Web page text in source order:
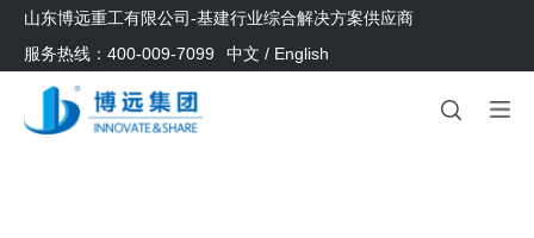
山东博远重工有限公司-基建行业综合解决方案供应商
服务热线：400-009-7099
中文 / English